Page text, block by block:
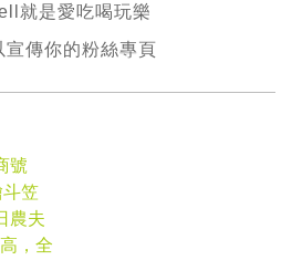
就是愛吃喝玩樂
宣傳你的粉絲專頁
號
笠
農夫
，全